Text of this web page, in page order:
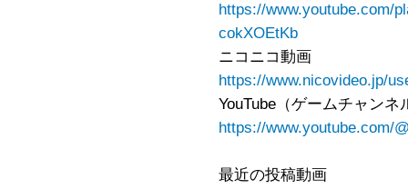
https://www.youtube.com/
cokXOEtKb
ニコニコ動画
https://www.nicovideo.jp/
YouTube（ゲームチャンネ
https://www.youtube.com/
最近の投稿動画